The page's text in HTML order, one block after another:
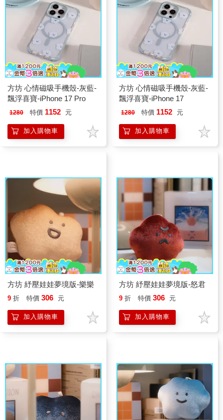
方坊 心情磁吸手機殼-灰藍-
飄浮喜寶-iPhone 17 Pro
1280 特價 1152 元
加入購物車
方坊 心情磁吸手機殼-灰藍-
飄浮喜寶-iPhone 17
1280 特價 1152 元
加入購物車
方坊 紓壓娃娃夢境版-樂樂
9 折 特價 306 元
加入購物車
方坊 紓壓娃娃夢境版-怒君
9 折 特價 306 元
加入購物車